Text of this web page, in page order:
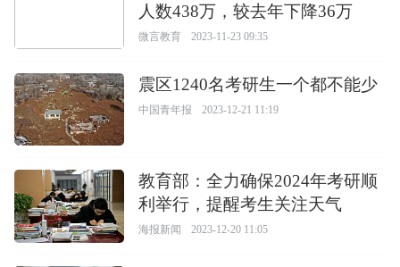
人数438万，较去年下降36万
微言教育 2023-11-23 09:35
震区1240名考研生一个都不能少
中国青年报 2023-12-21 11:19
教育部：全力确保2024年考研顺
利举行，提醒考生关注天气
海报新闻 2023-12-20 11:05